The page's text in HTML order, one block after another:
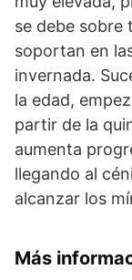
se debe sobre
soportan en
invernada.
la edad,
partir de la
aumenta
llegando al
alcanzar los
Más